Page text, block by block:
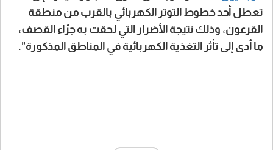
تعطل أحد خطوط التوتر الكهربائي بالقرب من منطقة
القرعون، وذلك نتيجة الأضرار التي لحقت به جرّاء القصف،
ما أدى إلى تأثر التغذية الكهربائية في المناطق المذكورة".